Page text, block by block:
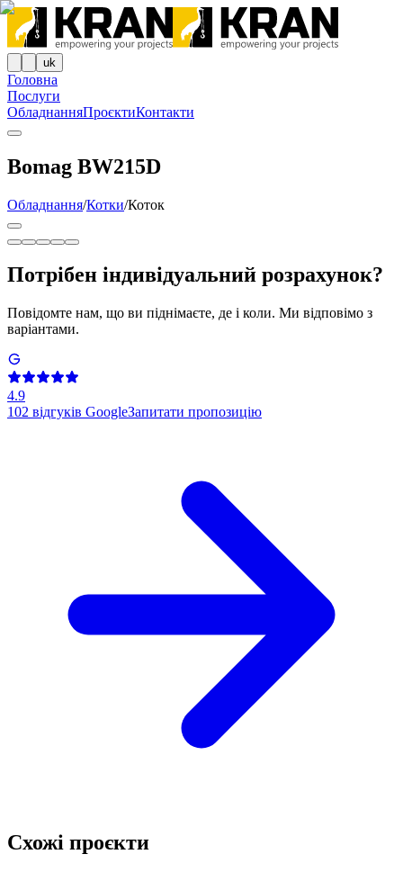
uk
Головна
Послуги
ОбладнанняПроєктиКонтакти
Bomag BW215D
Обладнання/Котки/Коток
Потрібен індивідуальний розрахунок?
Повідомте нам, що ви піднімаєте, де і коли. Ми відповімо з
варіантами.
4.9
102 відгуків GoogleЗапитати пропозицію
Схожі проєкти